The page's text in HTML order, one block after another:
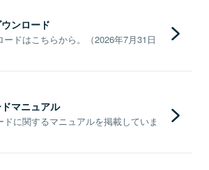
ンロード
ドはこちらから。（2026年7月31日
マニュアル
に関するマニュアルを掲載していま